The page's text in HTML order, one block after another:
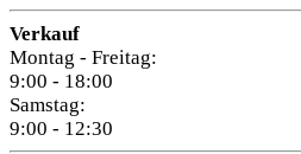
Verkauf
Montag - Freitag:
9:00 - 18:00
Samstag:
9:00 - 12:30